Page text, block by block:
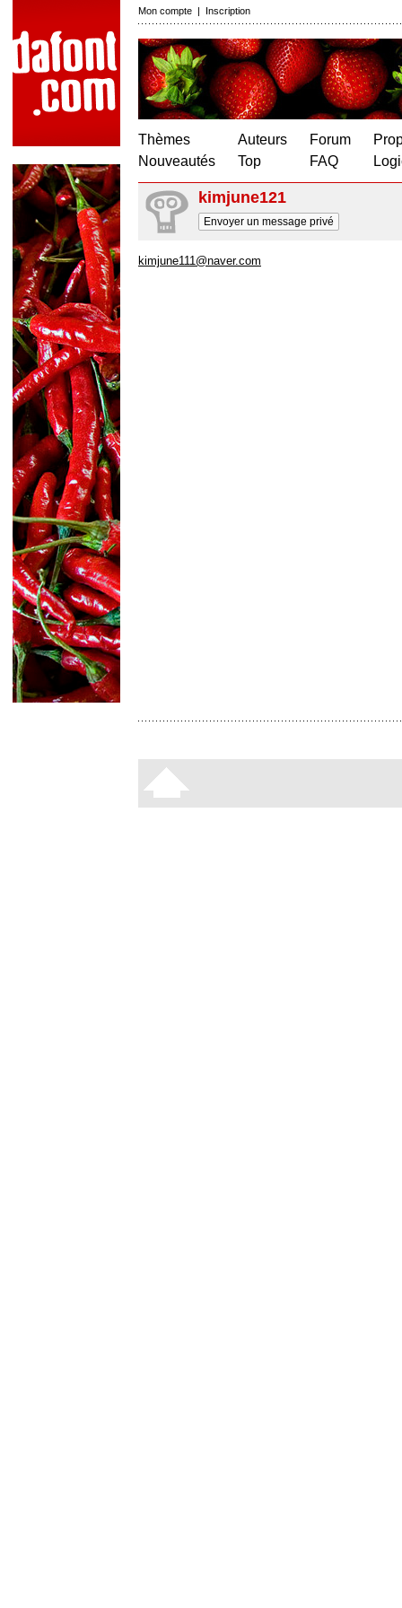
Mon compte | Inscription
Thèmes
Nouveautés
Auteurs
Top
Forum
FAQ
kimjune121
Envoyer un message privé
kimjune111@naver.com